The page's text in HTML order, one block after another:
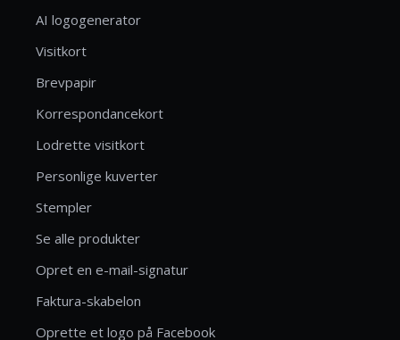
AI logogenerator
Visitkort
Brevpapir
Korrespondancekort
Lodrette visitkort
Personlige kuverter
Stempler
Se alle produkter
Opret en e-mail-signatur
Faktura-skabelon
Oprette et logo på Facebook